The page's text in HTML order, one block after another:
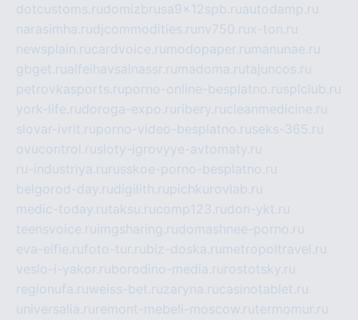
dotcustoms.rudomizbrusa9x12spb.ruautodamp.ru
narasimha.rudjcommodities.ru nv750.rux-ton.ru
newsplain.rucardvoice.ru modopaper.ru manunae.ru
gbget.rualfeihavsalnassr.ru madoma.rutajuncos.ru
petrovkasports.ruporno-online-besplatno.rusplclub.ru
york-life.rudoroga-expo.ru ribery.rucleanmedicine.ru
slovar-ivrit.ruporno-video-besplatno.ruseks-365.ru
ovucontrol.rusloty-igrovyye-avtomaty.ru
ru-industriya.ru russkoe-porno-besplatno.ru
belgorod-day.rudigilith.rupichkurovlab.ru
medic-today.rutaksu.rucomp123.rudon-ykt.ru
teensvoice.ru imgsharing.rudomashnee-porno.ru
eva-elfie.rufoto-tur.rubiz-doska.ru metropoltravel.ru
veslo-i-yakor.ruborodino-media.ru rostotsky.ru
regionufa.ruweiss-bet.ruzaryna.rucasinotablet.ru
universalia.ru remont-mebeli-moscow.rutermomur.ru